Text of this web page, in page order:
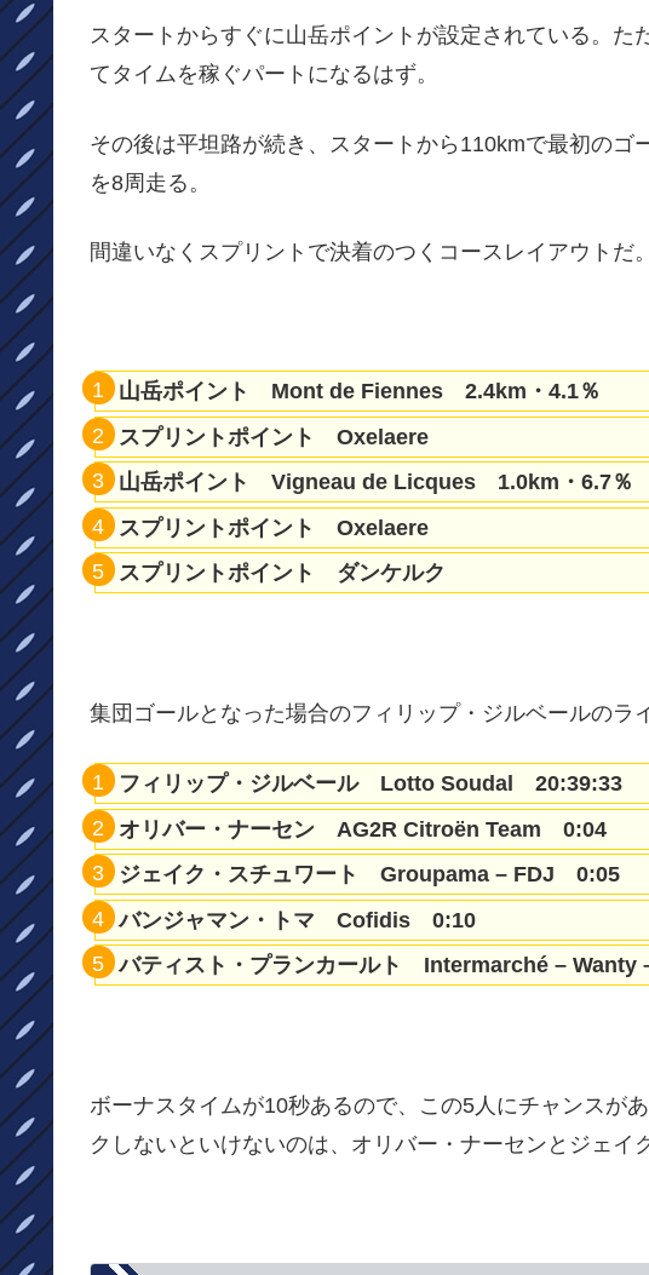
スタートからすぐに山岳ポイントが設定されている。た
てタイムを稼ぐパートになるはず。
その後は平坦路が続き、スタートから110kmで最初の
を8周走る。
間違いなくスプリントで決着のつくコースレイアウトだ。
山岳ポイント Mont de Fiennes 2.4km・4.1％
スプリントポイント Oxelaere
山岳ポイント Vigneau de Licques 1.0km・6.7％
スプリントポイント Oxelaere
スプリントポイント ダンケルク
集団ゴールとなった場合のフィリップ・ジルベールのラ
フィリップ・ジルベール Lotto Soudal 20:39:33
オリバー・ナーセン AG2R Citroën Team 0:04
ジェイク・スチュワート Groupama – FDJ 0:05
バンジャマン・トマ Cofidis 0:10
バティスト・プランカールト Intermarché –
ボーナスタイムが10秒あるので、この5人にチャンスが
クしないといけないのは、オリバー・ナーセンとジェイ